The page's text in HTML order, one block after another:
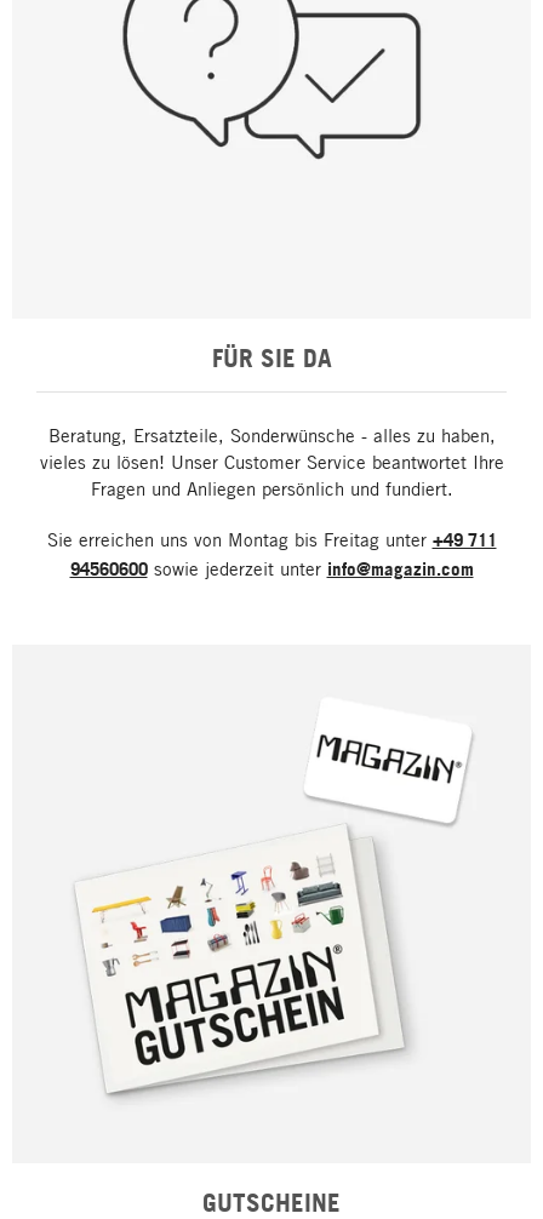
FÜR SIE DA
Beratung, Ersatzteile, Sonderwünsche - alles zu haben,
vieles zu lösen! Unser Customer Service beantwortet Ihre
Fragen und Anliegen persönlich und fundiert.
Sie erreichen uns von Montag bis Freitag unter +49 711
94560600sowie jederzeit unter info@magazin.com
GUTSCHEINE